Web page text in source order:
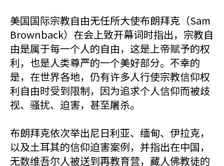
美国国际宗教自由无任所大使布朗拜克（Sam
Brownback）在会上致开幕词时指出，宗教自
由是属于每一个人的自由，这是上帝赋予的权
利，也是人类尊严的一个美好部分。不幸的
是，在世界各地，仍有许多人行使宗教信仰权
利自由时受到限制，因为追求个人信仰而被歧
视、骚扰、迫害，甚至屠杀。
布朗拜克依次举出尼日利亚、缅甸、伊拉克，
以及土耳其的信仰迫害案例，并指出在中国，
无数维吾尔人被送到再教育营，藏人佛教徒的